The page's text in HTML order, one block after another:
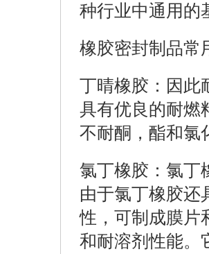
种行业中通用的
橡胶密封制品常
丁晴橡胶：因此
具有优良的耐燃
不耐酮，酯和氯
氯丁橡胶：氯丁
由于氯丁橡胶还
性，可制成膜片
和耐溶剂性能。